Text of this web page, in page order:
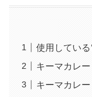
使用している
キーマカレ
キーマカレ